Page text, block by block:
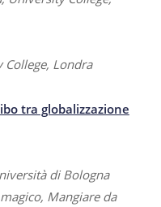
Londra
tra globalizzazione
di Bologna
Mangiare da